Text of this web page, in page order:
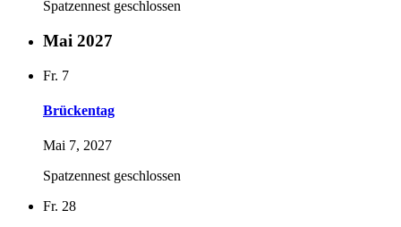
Spatzennest geschlossen
Mai 2027
Fr. 7
Brückentag
Mai 7, 2027
Spatzennest geschlossen
Fr. 28